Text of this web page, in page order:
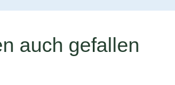
auch gefallen